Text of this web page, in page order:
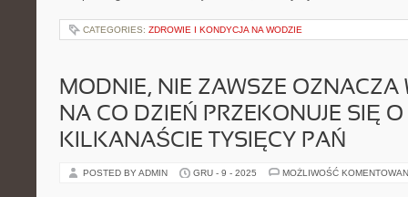
CATEGORIES: ZDROWIE I KONDYCJA NA WODZIE
MODNIE, NIE ZAWSZE OZNACZA
NA CO DZIEŃ PRZEKONUJE SIĘ
KILKANAŚCIE TYSIĘCY PAŃ
POSTED BY ADMIN GRU - 9 - 2025 MOŻLIWOŚĆ